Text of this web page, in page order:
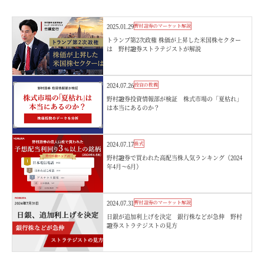
2025.01.29野村證券のマーケット解説
トランプ第2次政権 株価が上昇した米国株セクター
は 野村證券ストラテジストが解説
2024.07.26投資の教養
野村證券投資情報部が検証 株式市場の「夏枯れ」
は本当にあるのか？
2024.07.17株式
野村證券で買われた高配当株人気ランキング（2024
年4月～6月）
2024.07.31 野村證券のマーケット解説
日銀が追加利上げを決定 銀行株などが急伸 野村
證券ストラテジストの見方